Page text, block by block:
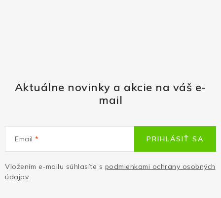
Aktuálne novinky a akcie na váš e-
mail
Email
Vložením e-mailu súhlasíte s podmienkami ochrany osobných
údajov
PRIHLÁSIŤ SA